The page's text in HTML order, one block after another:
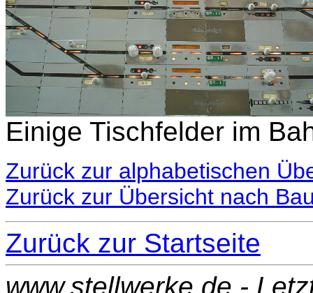
Einige Tischfelder im
Zurück zur alphabetischen
Zurück zur Übersicht nach
Zurück zur Startseite
www.stellwerke.de -